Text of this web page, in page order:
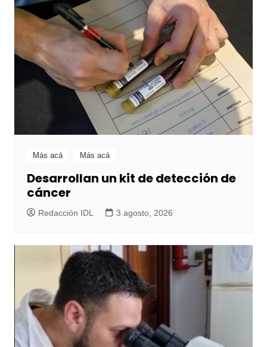
Más acá Más acá
Desarrollan un kit de detección de
cáncer
Redacción IDL 3 agosto, 2026